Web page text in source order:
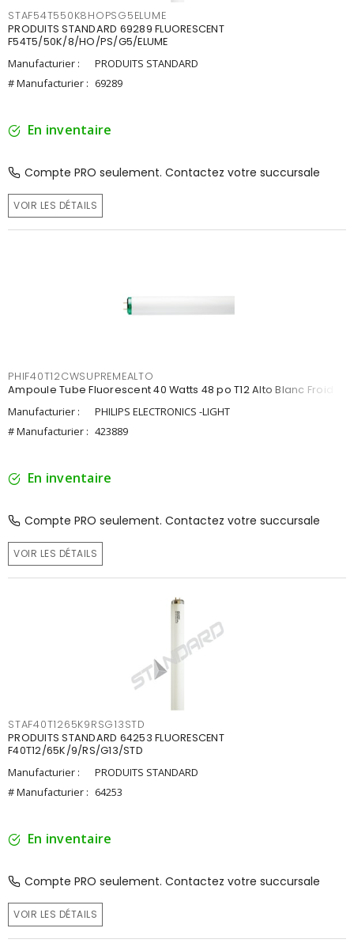
STAF54T550K8HOPSG5ELUME
PRODUITS STANDARD 69289 FLUORESCENT
F54T5/50K/8/HO/PS/G5/ELUME
Manufacturier :
PRODUITS STANDARD
# Manufacturier : 69289
En inventaire
Compte PRO seulement. Contactez votre succursale
VOIR LES DÉTAILS
PHIF40T12CWSUPREMEALTO
Ampoule Tube Fluorescent 40 Watts 48 po T12 Alto Blanc Froid
Manufacturier :
PHILIPS ELECTRONICS -LIGHT
# Manufacturier : 423889
En inventaire
Compte PRO seulement. Contactez votre succursale
VOIR LES DÉTAILS
STAF40T1265K9RSG13STD
PRODUITS STANDARD 64253 FLUORESCENT
F40T12/65K/9/RS/G13/STD
Manufacturier :
PRODUITS STANDARD
# Manufacturier : 64253
En inventaire
Compte PRO seulement. Contactez votre succursale
VOIR LES DÉTAILS